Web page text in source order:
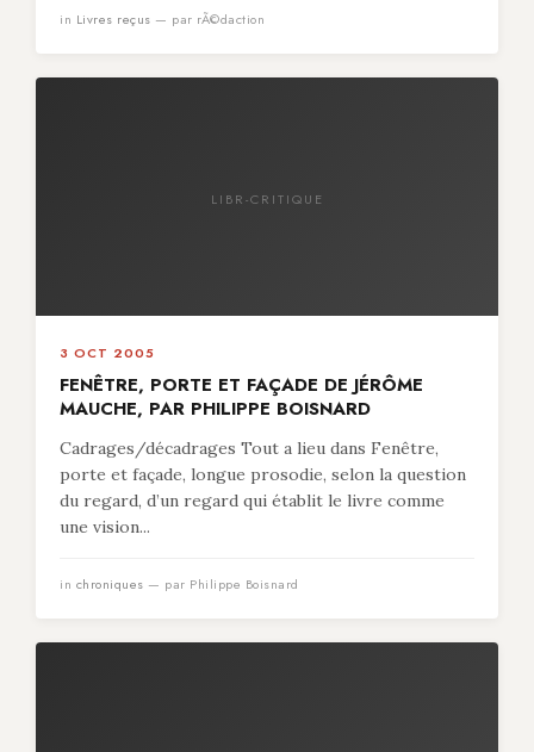
in Livres reçus — par rÃ©daction
LIBR-CRITIQUE
3 OCT 2005
FENÊTRE, PORTE ET FAÇADE DE JÉRÔME
MAUCHE, PAR PHILIPPE BOISNARD
Cadrages/décadrages Tout a lieu dans Fenêtre,
porte et façade, longue prosodie, selon la question
du regard, d’un regard qui établit le livre comme
une vision...
in chroniques — par Philippe Boisnard